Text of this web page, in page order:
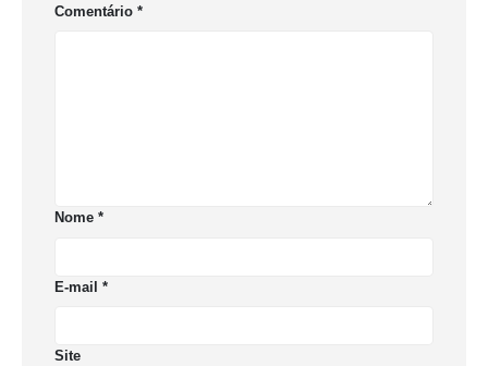
Comentário *
Nome *
E-mail *
Site